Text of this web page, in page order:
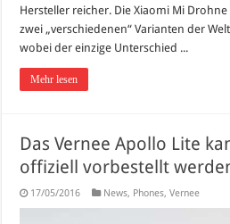
Hersteller reicher. Die Xiaomi Mi
zwei „verschiedenen“ Varianten der
wobei der einzige Unterschied ...
Mehr lesen
Das Vernee Apollo Lite
offiziell vorbestellt
17/05/2016 News, Phones,Vernee